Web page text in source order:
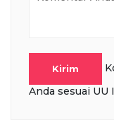
Kirim
Anda sesuai UU